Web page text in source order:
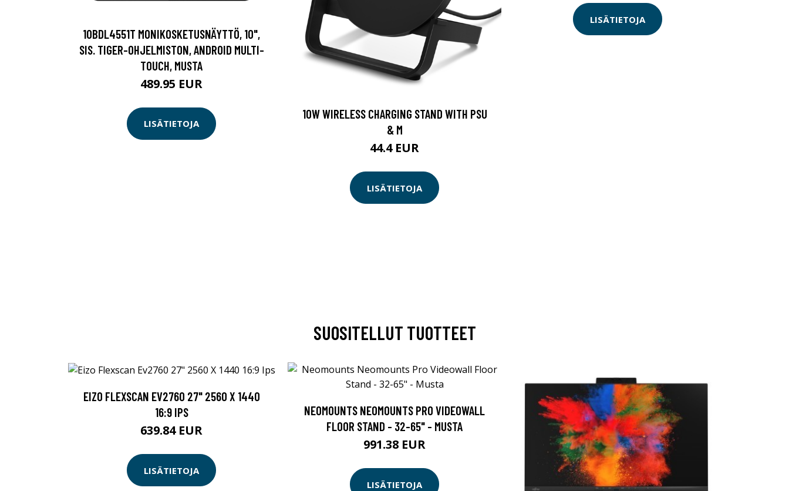
10BDL4551T MONIKOSKETUSNÄYTTÖ, 10",
SIS. TIGER-OHJELMISTON, ANDROID MULTI-
TOUCH, MUSTA
489.95 EUR
LISÄTIETOJA
10W WIRELESS CHARGING STAND WITH PSU
& M
44.4 EUR
LISÄTIETOJA
LISÄTIETOJA
SUOSITELLUT TUOTTEET
EIZO FLEXSCAN EV2760 27" 2560 X 1440
16:9 IPS
639.84 EUR
LISÄTIETOJA
NEOMOUNTS NEOMOUNTS PRO VIDEOWALL
FLOOR STAND - 32-65" - MUSTA
991.38 EUR
LISÄTIETOJA